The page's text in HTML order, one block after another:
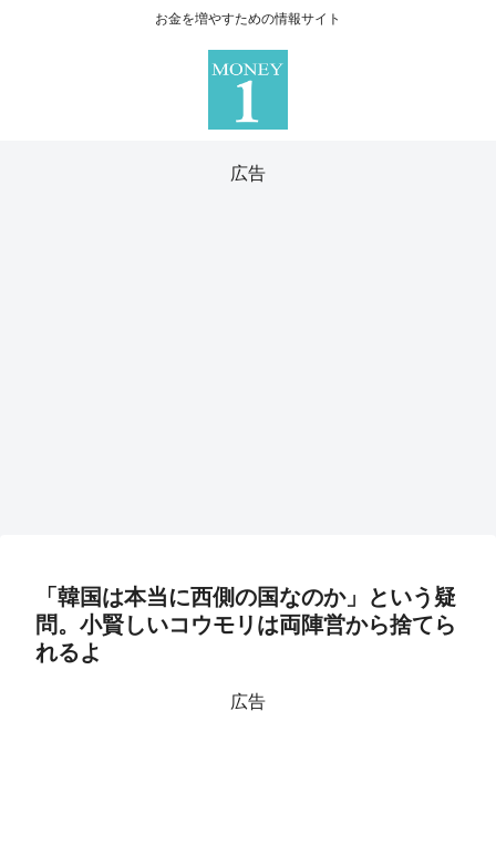
お金を増やすための情報サイト
広告
「韓国は本当に西側の国なのか」という疑
問。小賢しいコウモリは両陣営から捨てら
れるよ
広告